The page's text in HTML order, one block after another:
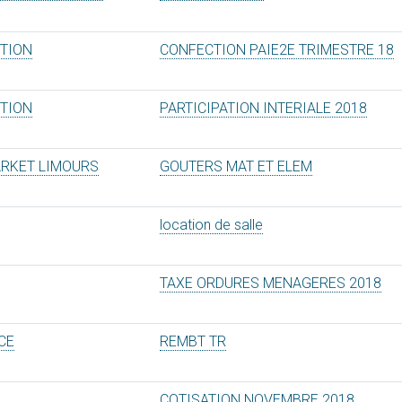
CONFECTION PAIE2E TRIMESTRE 18
PARTICIPATION INTERIALE 2018
LIMOURS GOUTERS MAT ET ELEM
location de salle
TAXE ORDURES MENAGERES 2018
REMBT TR